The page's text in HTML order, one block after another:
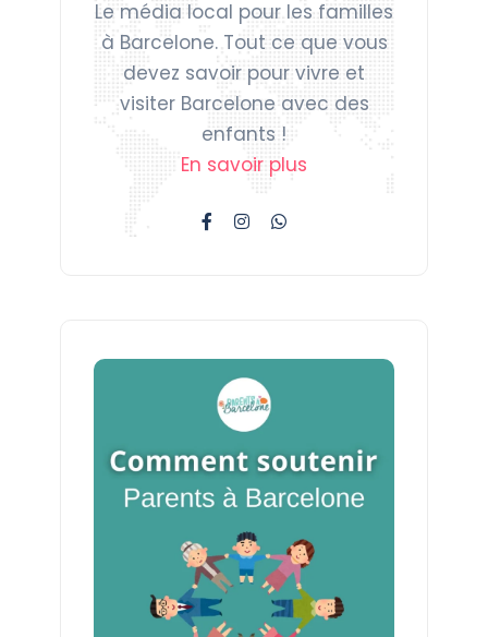
Le média local pour les familles
à Barcelone. Tout ce que vous
devez savoir pour vivre et
visiter Barcelone avec des
enfants !
En savoir plus